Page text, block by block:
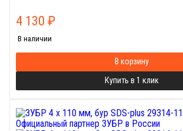
4 130 ₽
В наличии
В корзину
Купить в 1 клик